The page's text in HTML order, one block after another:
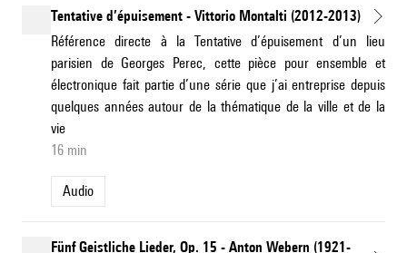
Tentative d’épuisement - Vittorio Montalti (2012-2013)
Référence directe à la Tentative d’épuisement d’un lieu
parisien de Georges Perec, cette pièce pour ensemble et
électronique fait partie d’une série que j’ai entreprise depuis
quelques années autour de la thématique de la ville et de la
vie
16 min
Audio
Fünf Geistliche Lieder, Op. 15 - Anton Webern (1921-